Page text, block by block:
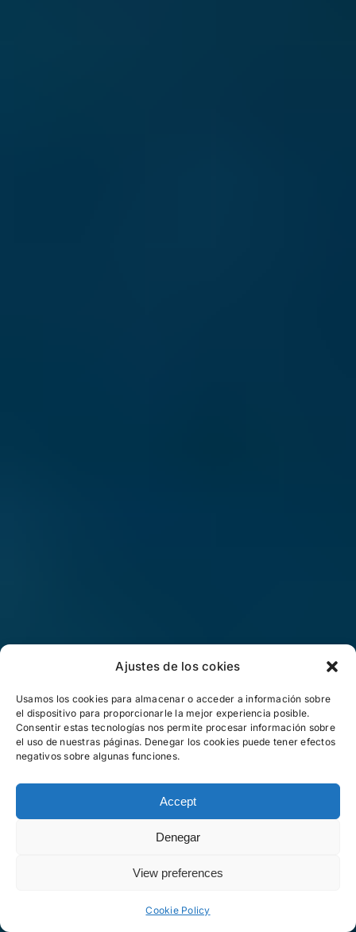
Ajustes de los cokies
Usamos los cookies para almacenar o acceder a información sobre
el dispositivo para proporcionarle la mejor experiencia posible.
Consentir estas tecnologías nos permite procesar información sobre
el uso de nuestras páginas. Denegar los cookies puede tener efectos
negativos sobre algunas funciones.
Accept
Denegar
View preferences
Cookie Policy